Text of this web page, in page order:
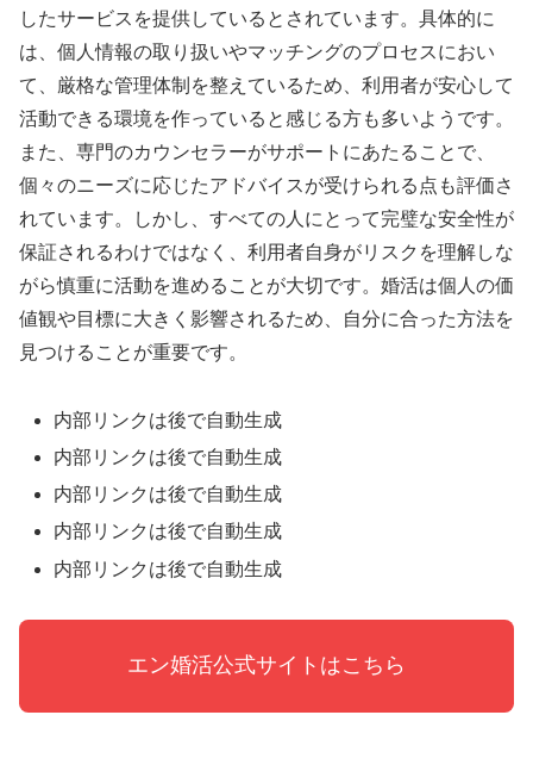
したサービスを提供しているとされています。具体的に
は、個人情報の取り扱いやマッチングのプロセスにおい
て、厳格な管理体制を整えているため、利用者が安心して
活動できる環境を作っていると感じる方も多いようです。
また、専門のカウンセラーがサポートにあたることで、
個々のニーズに応じたアドバイスが受けられる点も評価さ
れています。しかし、すべての人にとって完璧な安全性が
保証されるわけではなく、利用者自身がリスクを理解しな
がら慎重に活動を進めることが大切です。婚活は個人の価
値観や目標に大きく影響されるため、自分に合った方法を
見つけることが重要です。
内部リンクは後で自動生成
内部リンクは後で自動生成
内部リンクは後で自動生成
内部リンクは後で自動生成
内部リンクは後で自動生成
エン婚活公式サイトはこちら